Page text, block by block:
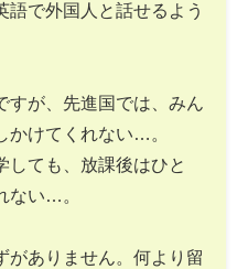
語で外国人と話せるよう
すが、先進国では、みん
かけてくれない…。
しても、放課後はひと
ない…。
がありません。何より留